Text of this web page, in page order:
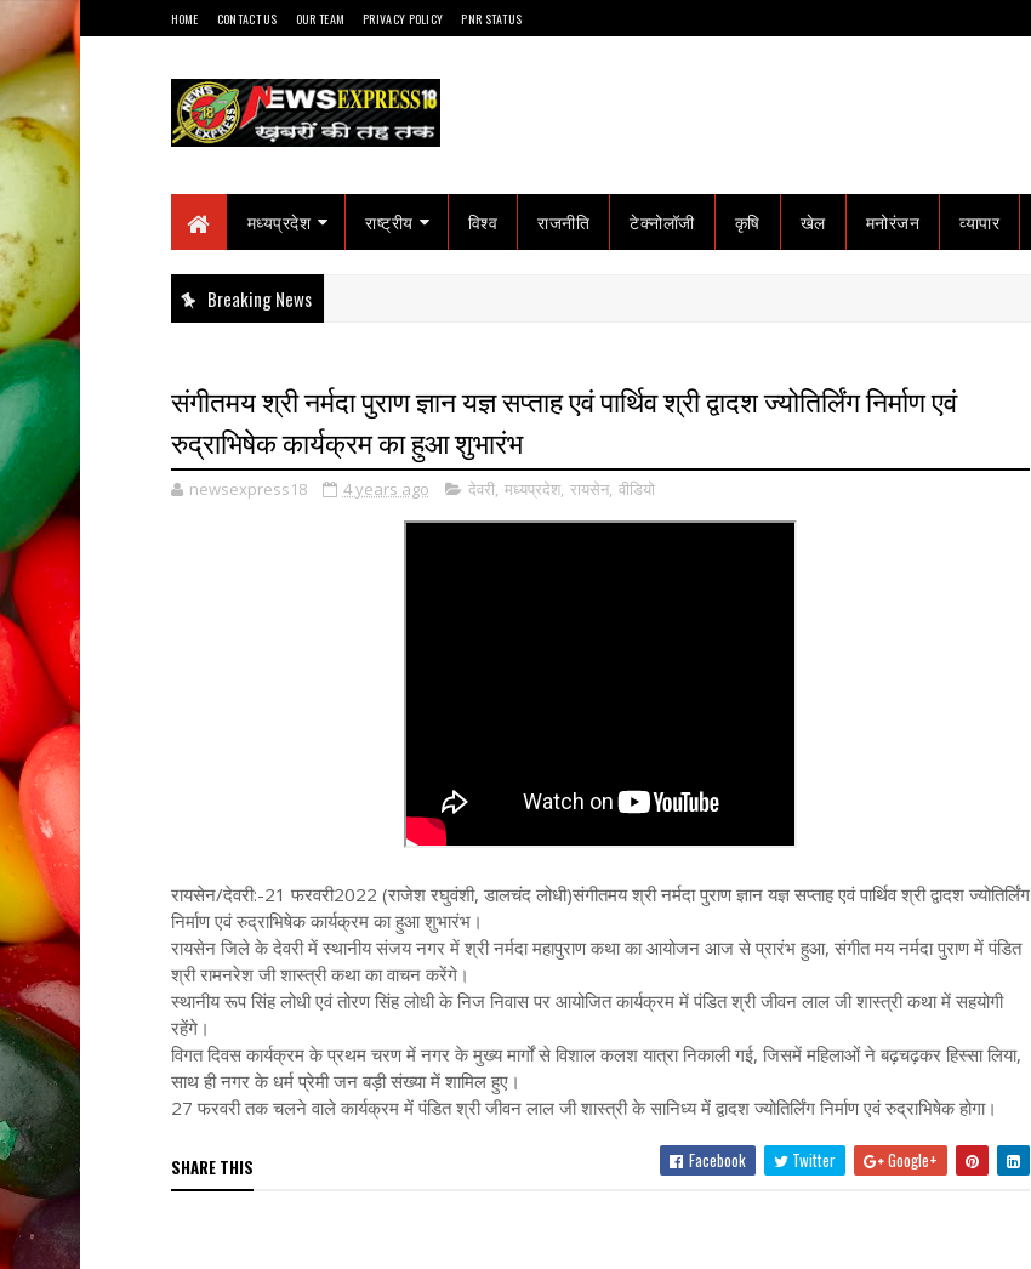
HOME CONTACT US OUR TEAM PRIVACY POLICY PNR STATUS
मध्यप्रदेश राष्ट्रीय विश्व राजनीति टेक्नोलॉजी कृषि खेल मनोरंजन व्यापार
Breaking News
संगीतमय श्री नर्मदा पुराण ज्ञान यज्ञ सप्ताह एवं पार्थिव श्री द्वादश ज्योतिर्लिंग निर्माण एवं
रुद्राभिषेक कार्यक्रम का हुआ शुभारंभ
newsexpress18 4 years ago देवरी, मध्यप्रदेश, रायसेन, वीडियो
रायसेन/देवरी:-21 फरवरी2022 (राजेश रघुवंशी, डालचंद लोधी)संगीतमय श्री नर्मदा पुराण ज्ञान यज्ञ सप्ताह एवं पार्थिव श्री द्वादश ज्योतिर्लिंग
निर्माण एवं रुद्राभिषेक कार्यक्रम का हुआ शुभारंभ।
रायसेन जिले के देवरी में स्थानीय संजय नगर में श्री नर्मदा महापुराण कथा का आयोजन आज से प्रारंभ हुआ, संगीत मय नर्मदा पुराण में पंडित
श्री रामनरेश जी शास्त्री कथा का वाचन करेंगे।
स्थानीय रूप सिंह लोधी एवं तोरण सिंह लोधी के निज निवास पर आयोजित कार्यक्रम में पंडित श्री जीवन लाल जी शास्त्री कथा में सहयोगी
रहेंगे।
विगत दिवस कार्यक्रम के प्रथम चरण में नगर के मुख्य मार्गों से विशाल कलश यात्रा निकाली गई, जिसमें महिलाओं ने बढ़चढ़कर हिस्सा लिया,
साथ ही नगर के धर्म प्रेमी जन बड़ी संख्या में शामिल हुए।
27 फरवरी तक चलने वाले कार्यक्रम में पंडित श्री जीवन लाल जी शास्त्री के सानिध्य में द्वादश ज्योतिर्लिंग निर्माण एवं रुद्राभिषेक होगा।
SHARE THIS Facebook Twitter Google+